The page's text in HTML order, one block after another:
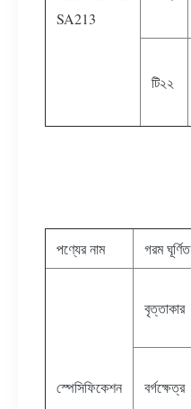
SA213
টি২২
পণ্যের নাম গরম
স্পেসিফিকেশন
বৃত্তাকার
বর্গক্ষেত্র